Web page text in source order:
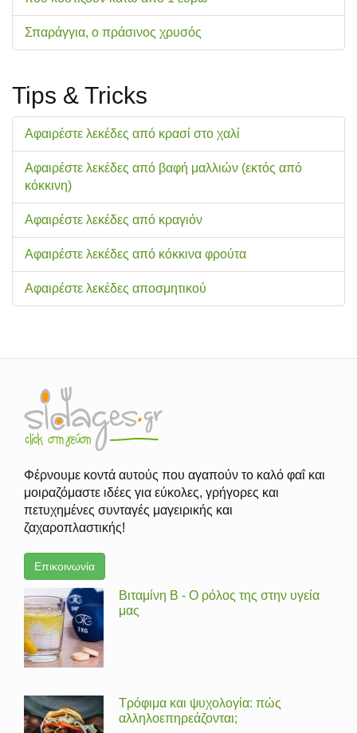
Σπαράγγια, ο πράσινος χρυσός
Tips & Tricks
Αφαιρέστε λεκέδες από κρασί στο χαλί
Αφαιρέστε λεκέδες από βαφή μαλλιών (εκτός από
κόκκινη)
Αφαιρέστε λεκέδες από κραγιόν
Αφαιρέστε λεκέδες από κόκκινα φρούτα
Αφαιρέστε λεκέδες αποσμητικού
Φέρνουμε κοντά αυτούς που αγαπούν το καλό φαΐ και
μοιραζόμαστε ιδέες για εύκολες, γρήγορες και
πετυχημένες συνταγές μαγειρικής και
ζαχαροπλαστικής!
Επικοινωνία
Βιταμίνη Β - Ο ρόλος της στην υγεία
μας
Τρόφιμα και ψυχολογία: πώς
αλληλοεπηρεάζονται;